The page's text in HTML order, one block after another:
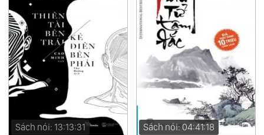
Sách nói: 13:13:31 Sách nói: 04:41:18